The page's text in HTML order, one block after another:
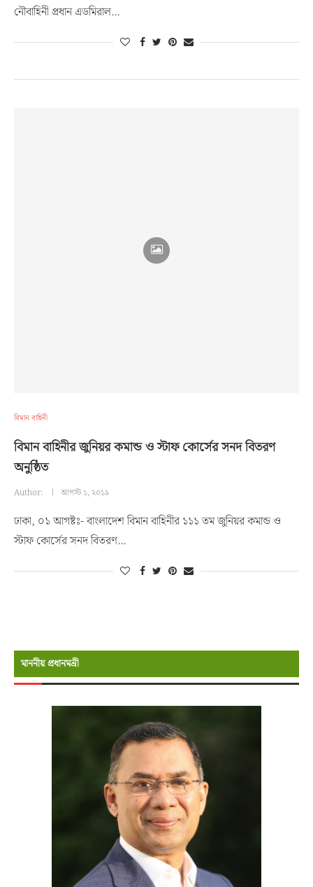
নৌবাহিনী প্রধান এডমিরাল…
বিমান বাহিনী
বিমান বাহিনীর জুনিয়র কমান্ড ও স্টাফ কোর্সের সনদ বিতরণ
অনুষ্ঠিত
Author: আগস্ট ১, ২০১৯
ঢাকা, ০১ আগষ্টঃ- বাংলাদেশ বিমান বাহিনীর ১১১ তম জুনিয়র কমান্ড ও
স্টাফ কোর্সের সনদ বিতরণ…
মাননীয় প্রধানমন্রী